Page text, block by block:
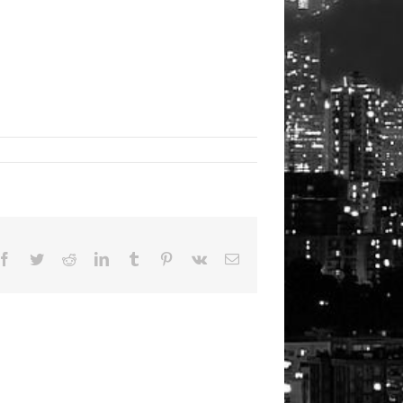
Facebook
TwitterRedditLinkedInTumblr Pinterest
Vk Email